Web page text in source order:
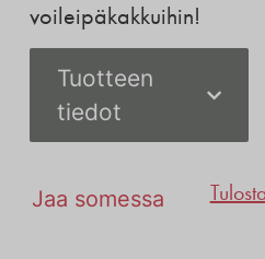
voileipäkakkuihin!
Tuotteen
tiedot
Jaa somessa